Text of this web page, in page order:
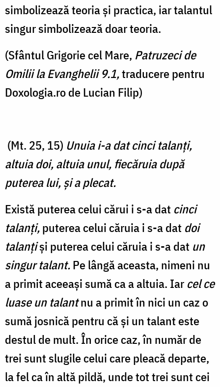
simbolizează teoria și practica, iar talantul
singur simbolizează doar teoria.
(Sfântul Grigorie cel Mare, Patruzeci de
Omilii la Evanghelii 9.1,traducere pentru
Doxologia.ro de Lucian Filip)
(Mt. 25, 15) Unuia i-a dat cinci talanţi,
altuia doi, altuia unul, fiecăruia după
puterea lui, şi a plecat.
Există puterea celui cărui i s-a dat cinci
talanți,puterea celui căruia i s-a dat doi
talanțiși puterea celui căruia i s-a dat un
singur talant.Pe lângă aceasta, nimeni nu
a primit aceeași sumă ca a altuia. Iar cel ce
luase un talantnu a primit în nici un caz o
sumă josnică pentru că și un talant este
destul de mult. În orice caz, în număr de
trei sunt slugile celui care pleacă departe,
la fel ca în altă pildă, unde tot trei sunt cei